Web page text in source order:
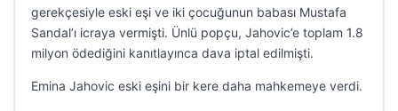
gerekçesiyle eski eşi ve iki çocuğunun babası Mustafa
Sandal’ı icraya vermişti. Ünlü popçu, Jahovic’e toplam 1.8
milyon ödediğini kanıtlayınca dava iptal edilmişti.
Emina Jahovic eski eşini bir kere daha mahkemeye verdi.